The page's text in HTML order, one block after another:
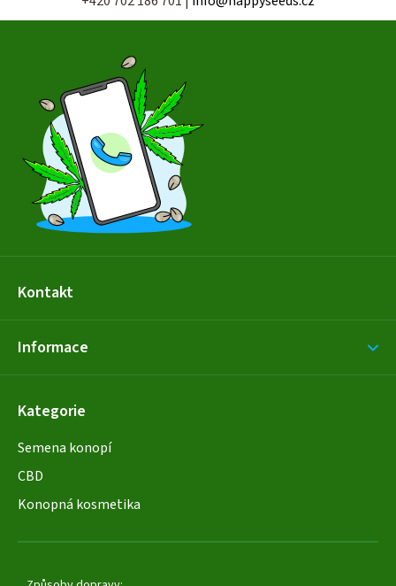
Kontakt
Informace
Kategorie
Semena konopí
CBD
Konopná kosmetika